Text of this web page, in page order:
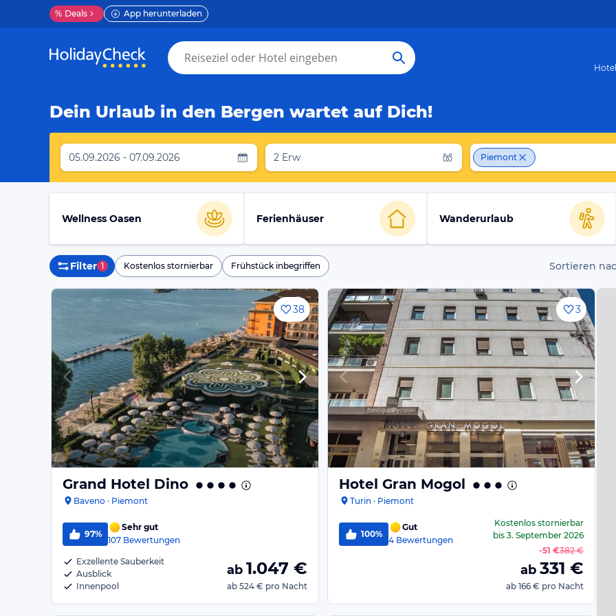
% Deals App herunterladen
Dein Urlaub in den Bergen wartet auf Dich!
05.09.2026 - 07.09.2026 2 Erw Piemont
Wellness Oasen Ferienhäuser Wanderurlaub
Filter 1 Kostenlos stornierbar Frühstück inbegriffen Sortieren
38
Grand Hotel Dino
Baveno · Piemont
97%
Sehr gut
107 Bewertungen
Exzellente Sauberkeit
Ausblick
Innenpool
ab 1.047 €
ab 524 € pro Nacht
3
Hotel Gran Mogol
Turin · Piemont
100%
Gut
4 Bewertungen
Kostenlos stornierbar
bis 3. September 2026
-51 €382 €
ab 331 €
ab 166 € pro Nacht